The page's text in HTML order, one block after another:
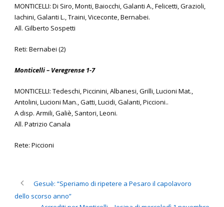
MONTICELLI: Di Siro, Monti, Baiocchi, Galanti A., Felicetti, Grazioli,
Iachini, Galanti L., Traini, Viceconte, Bernabei.
All. Gilberto Sospetti
Reti: Bernabei (2)
Monticelli – Veregrense 1-7
MONTICELLI: Tedeschi, Piccinini, Albanesi, Grilli, Lucioni Mat.,
Antolini, Lucioni Man., Gatti, Lucidi, Galanti, Piccioni..
A disp. Armili, Galiè, Santori, Leoni.
All. Patrizio Canala
Rete: Piccioni
Gesuè: “Speriamo di ripetere a Pesaro il capolavoro
dello scorso anno”